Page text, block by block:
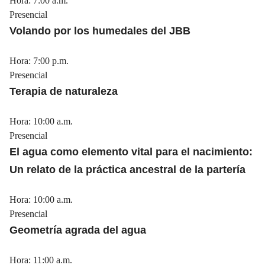
Presencial
Volando por los humedales del JBB
Hora: 7:00 p.m.
Presencial
Terapia de naturaleza
Hora: 10:00 a.m.
Presencial
El agua como elemento vital para el nacimiento:
Un relato de la práctica ancestral de la partería
Hora: 10:00 a.m.
Presencial
Geometría agrada del agua
Hora: 11:00 a.m.